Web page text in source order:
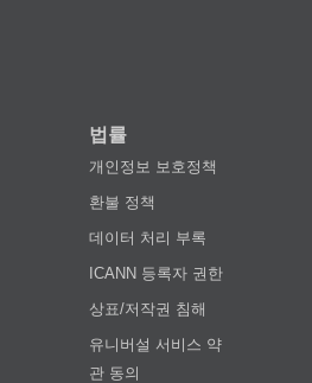
법률
개인정보 보호정책
환불 정책
데이터 처리 부록
ICANN 등록자 권한
상표/저작권 침해
유니버설 서비스 약
관 동의